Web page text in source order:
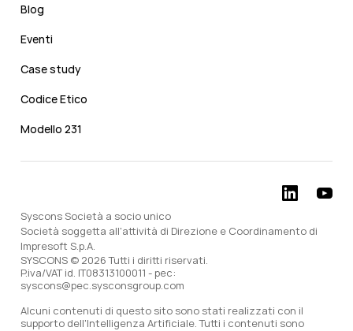
Blog
Eventi
Case study
Codice Etico
Modello 231
Syscons Società a socio unico
Società soggetta all'attività di Direzione e Coordinamento di
Impresoft S.p.A.
SYSCONS © 2026 Tutti i diritti riservati.
P.iva/VAT id. IT08313100011 - pec:
syscons@pec.sysconsgroup.com
Alcuni contenuti di questo sito sono stati realizzati con il
supporto dell'Intelligenza Artificiale. Tutti i contenuti sono